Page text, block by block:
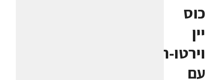
כוס
יין
וירטו-ריאלית
עם